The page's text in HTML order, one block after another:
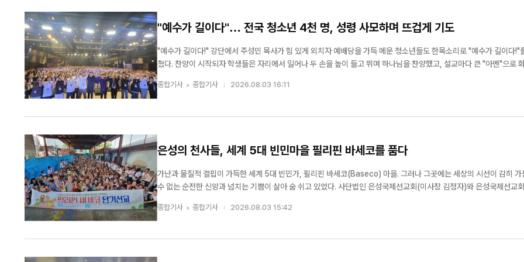
"예수가 길이다"… 전국 청소년 4천 명, 성령 사모하며 뜨겁게 기도
"예수가 길이다!" 강단에서 주성민 목사가 힘 있게 외치자 예배당을 가득 메운 청소년들도 한목소리로 "예수가 길이다!"를 외
쳤다. 찬양이 시작되자 학생들은 자리에서 일어나 두 손을 높이 들고 뛰며 하나님을 찬양했고, 설교마다 큰 "아멘"으로
했다. 통성기도 시간에는 곳곳에서 눈물의 회개와 간절한 기도가 이어졌으며, 일부 학생들은 무릎을 꿇고 성령을 사모하
기도에 몰입했다. 집회는 매일 밤 12시를 훌쩍...
종합기사 종합기사 2026.08.03 16:11
은성의 천사들, 세계 5대 빈민마을 필리핀 바세코를 품다
가난과 물질적 결핍이 가득한 세계 5대 빈민가, 필리핀 바세코(Baseco) 마을. 그러나 그곳에는 세상의 시선이 감히 가
수 없는 순전한 신앙과 넘치는 기쁨이 살아 숨 쉬고 있었다. 사단법인 은성국제선교회(이사장 김정자)와 은성국제선교회(이
사장 한형규)는 지난 7월 30일부터 8월 1일까지 3일간 바세코 현지를 찾았다. 선교팀은 불쌍히 여기는 마음이나 동정의
시선이 아닌, 하나님 안에서...
종합기사 종합기사 2026.08.03 15:42